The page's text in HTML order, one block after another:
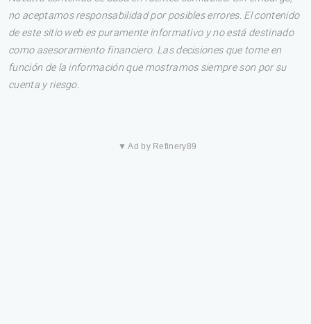
no aceptamos responsabilidad por posibles errores. El contenido
de este sitio web es puramente informativo y no está destinado
como asesoramiento financiero. Las decisiones que tome en
función de la información que mostramos siempre son por su
cuenta y riesgo.
▼ Ad by Refinery89